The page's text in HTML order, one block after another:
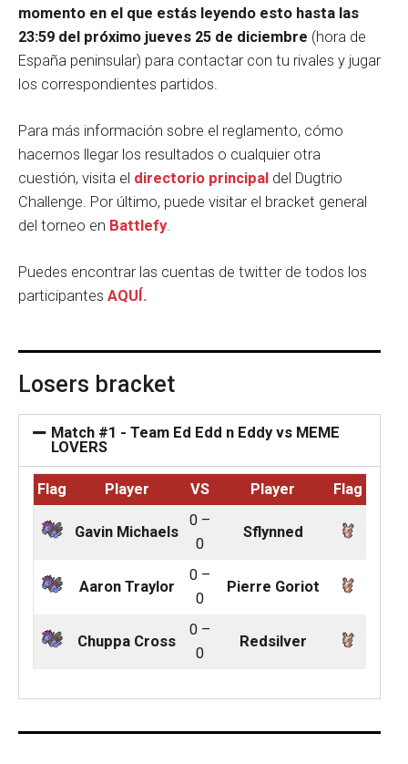
momento en el que estás leyendo esto hasta las
23:59 del próximo jueves 25 de diciembre (hora de
España peninsular) para contactar con tu rivales y jugar
los correspondientes partidos.
Para más información sobre el reglamento, cómo
hacernos llegar los resultados o cualquier otra
cuestión, visita el directorio principal del Dugtrio
Challenge. Por último, puede visitar el bracket general
del torneo en Battlefy.
Puedes encontrar las cuentas de twitter de todos los
participantes AQUÍ.
Losers bracket
Match #1 - Team Ed Edd n Eddy vs MEME
LOVERS
Flag Player VS Player Flag
Gavin Michaels
0 –
0
Sflynned
Aaron Traylor
0 –
0
Pierre Goriot
Chuppa Cross
0 –
0
Redsilver